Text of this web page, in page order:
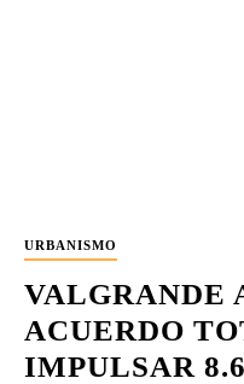
URBANISMO
VALGRANDE
ACUERDO
IMPULSAR